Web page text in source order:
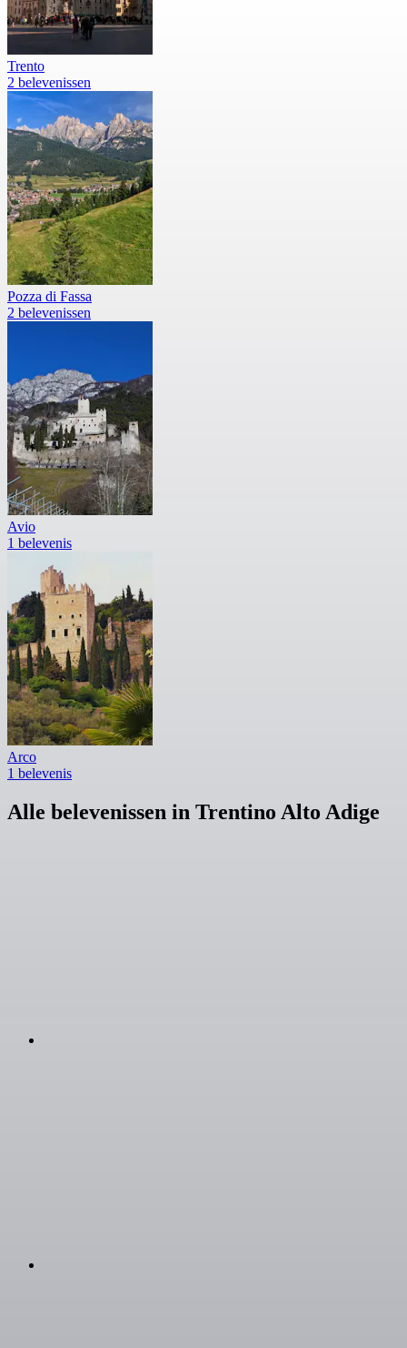
Trento
2 belevenissen
Pozza di Fassa
2 belevenissen
Avio
1 belevenis
Arco
1 belevenis
Alle belevenissen in Trentino Alto Adige